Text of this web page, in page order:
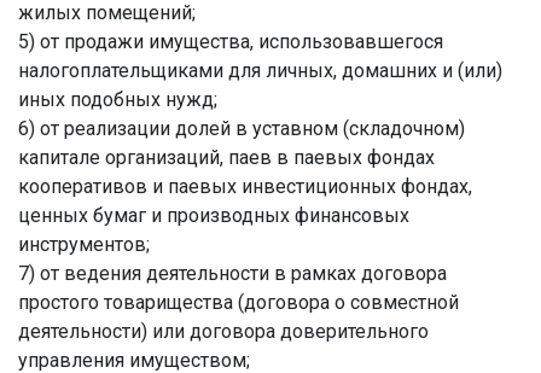
жилых помещений;
5) от продажи имущества, использовавшегося
налогоплательщиками для личных, домашних и (или)
иных подобных нужд;
6) от реализации долей в уставном (складочном)
капитале организаций, паев в паевых фондах
кооперативов и паевых инвестиционных фондах,
ценных бумаг и производных финансовых
инструментов;
7) от ведения деятельности в рамках договора
простого товарищества (договора о совместной
деятельности) или договора доверительного
управления имуществом;